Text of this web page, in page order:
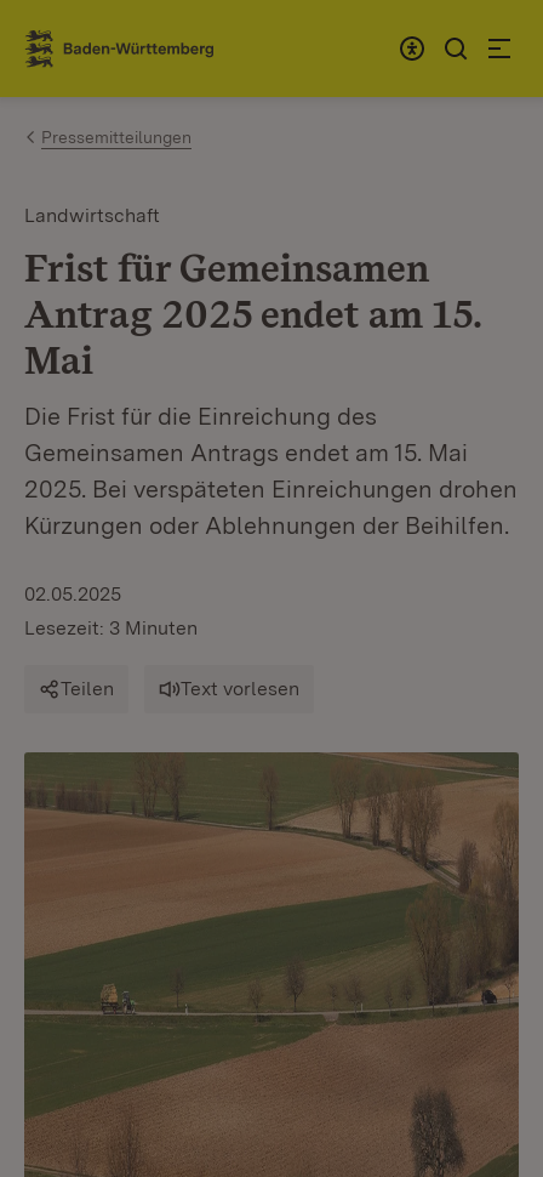
Zum Inhalt springen
Link zur Startseite
Pressemitteilungen
Landwirtschaft
Frist für Gemeinsamen
Antrag 2025 endet am 15.
Mai
Die Frist für die Einreichung des
Gemeinsamen Antrags endet am 15. Mai
2025. Bei verspäteten Einreichungen drohen
Kürzungen oder Ablehnungen der Beihilfen.
02.05.2025
Lesezeit: 3 Minuten
Teilen Text vorlesen